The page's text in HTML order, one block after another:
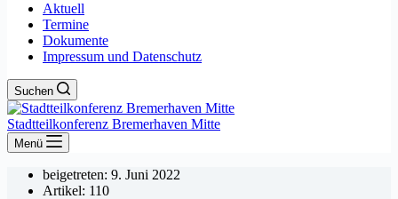
Aktuell
Termine
Dokumente
Impressum und Datenschutz
Suchen
Stadtteilkonferenz Bremerhaven Mitte
Menü
beigetreten: 9. Juni 2022
Artikel: 110